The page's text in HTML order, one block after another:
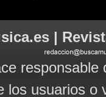
|
los usuarios